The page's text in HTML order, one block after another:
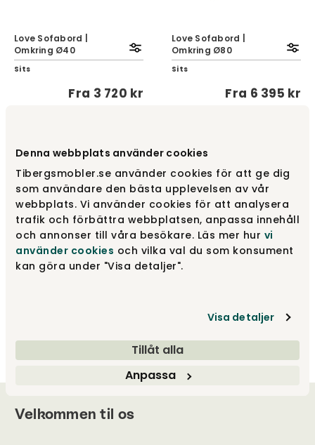
Denna webbplats använder cookies
Tibergsmobler.se använder cookies för att ge dig
som användare den bästa upplevelsen av vår
webbplats. Vi använder cookies för att analysera
trafik och förbättra webbplatsen, anpassa innehåll
och annonser till våra besökare. Läs mer hur vi
använder cookies och vilka val du som konsument
kan göra under "Visa detaljer".
Visa detaljer
Tillåt alla
Anpassa
Love Sofabord |
Omkring Ø40
Sits
Fra 3 720 kr
Love Sofabord |
Omkring Ø80
Sits
Fra 6 395 kr
Space Sofabord
Velkommen til os